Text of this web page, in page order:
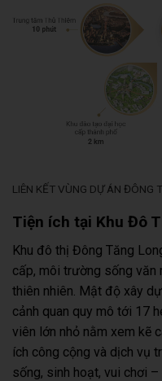
LIÊN KẾT VÙNG DỰ ÁN ĐÔNG
Tiện ích tại Khu Đô
Khu đô thị Đông Tăng
cấp, môi trường sống văn
thiên nhiên. Mật độ xây
cảnh quan quy mô tới 17
viên lớn nhỏ nằm xem kẽ
ích công cộng và dịch vụ
sống, sinh hoạt, vui chơi